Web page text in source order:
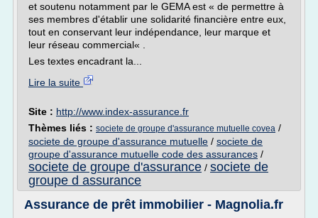
et soutenu notamment par le GEMA est « de permettre à
ses membres d'établir une solidarité financière entre eux,
tout en conservant leur indépendance, leur marque et
leur réseau commercial« .
Les textes encadrant la...
Lire la suite
Site : http://www.index-assurance.fr
Thèmes liés : societe de groupe d'assurance mutuelle covea /
societe de groupe d'assurance mutuelle / societe de
groupe d'assurance mutuelle code des assurances /
societe de groupe d'assurance / societe de
groupe d assurance
Assurance de prêt immobilier - Magnolia.fr